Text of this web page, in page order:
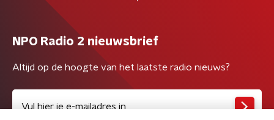
NPO Radio 2 nieuwsbrief
Altijd op de hoogte van het laatste radio nieuws?